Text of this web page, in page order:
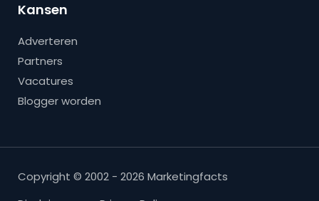
Kansen
Adverteren
Partners
Vacatures
Blogger worden
Copyright © 2002 - 2026 Marketingfacts